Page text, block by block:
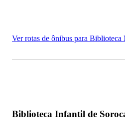
Ver rotas de ônibus para Biblioteca
Biblioteca Infantil de